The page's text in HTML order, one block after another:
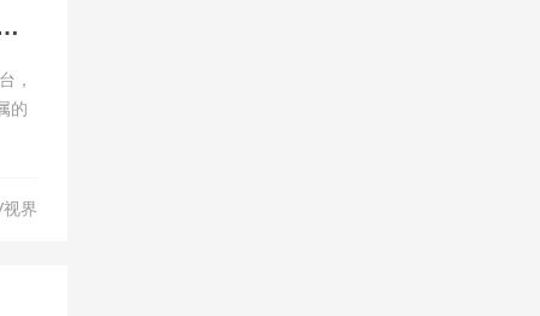
正式开启预，全国限量20台！
，
的
界